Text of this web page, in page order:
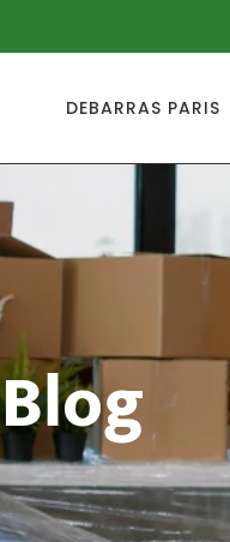
DEBARRAS PARIS
Blog